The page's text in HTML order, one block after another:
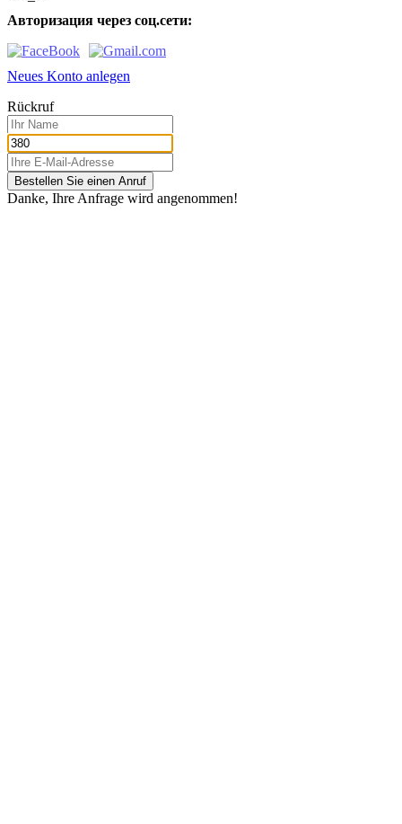
Авторизация через соц.сети:
Neues Konto anlegen
Rückruf
Bestellen Sie einen Anruf
Danke, Ihre Anfrage wird angenommen!